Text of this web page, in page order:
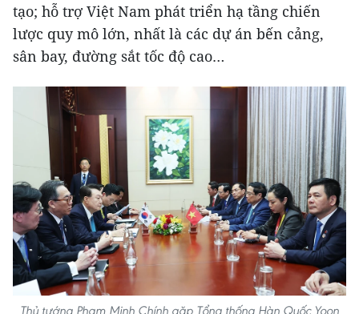
tạo; hỗ trợ Việt Nam phát triển hạ tầng chiến
lược quy mô lớn, nhất là các dự án bến cảng,
sân bay, đường sắt tốc độ cao…
Thủ tướng Phạm Minh Chính gặp Tổng thống Hàn Quốc Yoon